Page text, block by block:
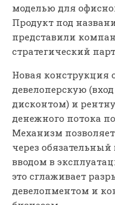
моделью для
Продукт под
представили
стратегический
Новая конструкция
девелоперскую
дисконтом) и
денежного потока
Механизм
через
вводом в
это сглаживает
девелопментом и